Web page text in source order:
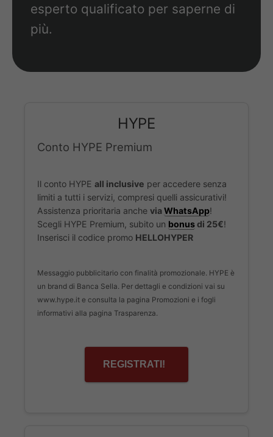
esperto qualificato per saperne di
più.
HYPE
Conto HYPE Premium
Il conto HYPE all inclusive per accedere senza
limiti a tutti i servizi, compresi quelli assicurativi!
Assistenza prioritaria anche viaWhatsApp!
Scegli HYPE Premium, subito un bonusdi 25€!
Inserisci il codice promo HELLOHYPER
Messaggio pubblicitario con finalità promozionale. HYPE è
un brand di Banca Sella. Per dettagli e condizioni vai su
www.hype.it e consulta la pagina Promozioni e i fogli
informativi alla pagina Trasparenza.
REGISTRATI!